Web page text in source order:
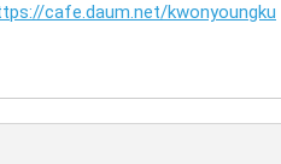
cafe.daum.net/kwonyoungku